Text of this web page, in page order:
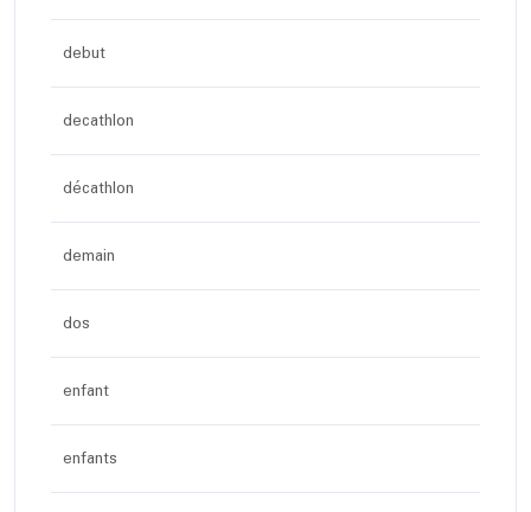
debut
decathlon
décathlon
demain
dos
enfant
enfants